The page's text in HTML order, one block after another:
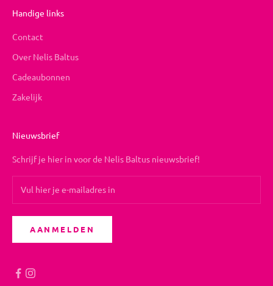
Handige links
Contact
Over Nelis Baltus
Cadeaubonnen
Zakelijk
Nieuwsbrief
Schrijf je hier in voor de Nelis Baltus nieuwsbrief!
AANMELDEN